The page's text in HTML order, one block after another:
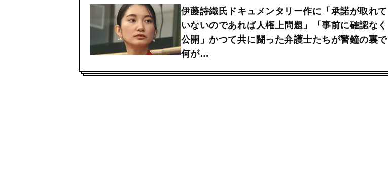
伊藤詩織氏ドキュメンタリー作に「承諾が取れて
いないのであれば人権上問題」「事前に確認なく
公開」かつて共に闘った弁護士たちが警鐘の裏で
何が…